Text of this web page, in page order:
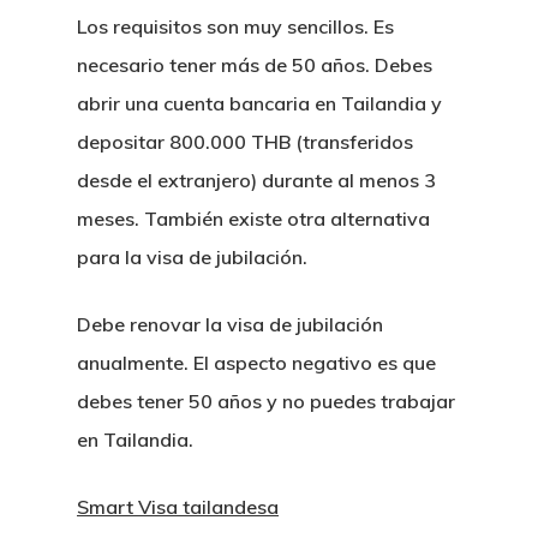
Los requisitos son muy sencillos. Es
necesario tener más de 50 años. Debes
abrir una cuenta bancaria en Tailandia y
depositar 800.000 THB (transferidos
desde el extranjero) durante al menos 3
meses. También existe otra alternativa
para la visa de jubilación.
Debe renovar la visa de jubilación
anualmente. El aspecto negativo es que
debes tener 50 años y no puedes trabajar
en Tailandia.
Smart Visa tailandesa
Fusiones Y
Derecho Laboral
Derecho De
JV
Licitaciones
Diligencia Debida A
Casos De Trafico
Legalizacion De
Compra De
Tailandia
Visa Schengen
Plan De Sucesiones
Registro De Yates
Ciudadania Por